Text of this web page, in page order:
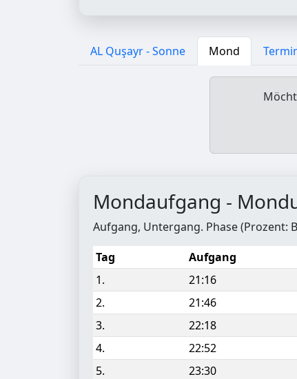
AL Quşayr - Sonne Mond
Mondaufgang -
Aufgang, Untergang. Phase (Prozent:
Tag
Aufgang
1.
21:16
2.
21:46
3.
22:18
4.
22:52
5.
23:30